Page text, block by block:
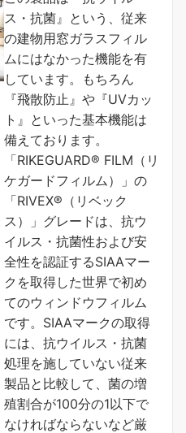
ス・抗菌』という、従来
の建物用窓ガラスフィル
ムにはなかった機能を有
しています。もちろん
『飛散防止』や『UVカッ
ト』といった基本機能は
備えております。
「RIKEGUARD® FILM（リ
ケガードフィルム）」の
「RIVEX®（リベック
ス）」グレードは、抗ウ
イルス・抗菌性および安
全性を認証するSIAAマー
クを取得した世界で初め
てのウィンドウフィルム
です。SIAAマークの取得
には、抗ウイルス・抗菌
処理を施していない従来
製品と比較して、菌の増
殖割合が100分の1以下で
なければならないなど厳